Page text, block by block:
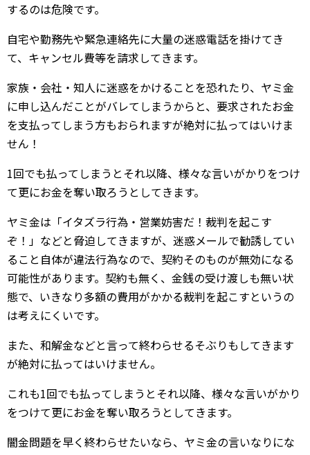
するのは危険です。
自宅や勤務先や緊急連絡先に大量の迷惑電話を掛けてき
て、キャンセル費等を請求してきます。
家族・会社・知人に迷惑をかけることを恐れたり、ヤミ金
に申し込んだことがバレてしまうからと、要求されたお金
を支払ってしまう方もおられますが絶対に払ってはいけま
せん！
1回でも払ってしまうとそれ以降、様々な言いがかりをつけ
て更にお金を奪い取ろうとしてきます。
ヤミ金は「イタズラ行為・営業妨害だ！裁判を起こす
ぞ！」などと脅迫してきますが、迷惑メールで勧誘してい
ること自体が違法行為なので、契約そのものが無効になる
可能性があります。契約も無く、金銭の受け渡しも無い状
態で、いきなり多額の費用がかかる裁判を起こすというの
は考えにくいです。
また、和解金などと言って終わらせるそぶりもしてきます
が絶対に払ってはいけません。
これも1回でも払ってしまうとそれ以降、様々な言いがかり
をつけて更にお金を奪い取ろうとしてきます。
闇金問題を早く終わらせたいなら、ヤミ金の言いなりにな